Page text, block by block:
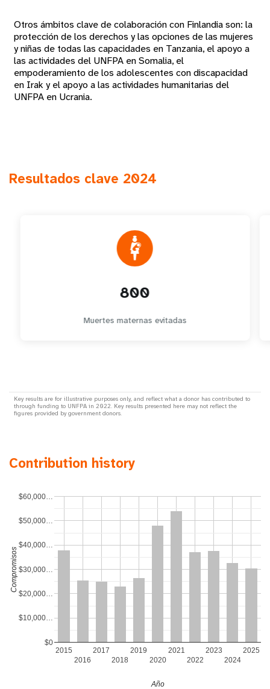
Otros ámbitos clave de colaboración con Finlandia son: la
protección de los derechos y las opciones de las mujeres
y niñas de todas las capacidades en Tanzania, el apoyo a
las actividades del UNFPA en Somalia, el
empoderamiento de los adolescentes con discapacidad
en Irak y el apoyo a las actividades humanitarias del
UNFPA en Ucrania.
Resultados clave 2024
800
Muertes maternas evitadas
Key results are for illustrative purposes only, and reflect what a donor has contributed to
through funding to UNFPA in 2022. Key results presented here may not reflect the
figures provided by government donors.
Contribution history
2015
2016
2017
2018
2019
2020
2021
2022
2023
2024
2025
$0
$10,000…
$20,000…
$30,000…
$40,000…
$50,000…
$60,000…
Año
Compromisos